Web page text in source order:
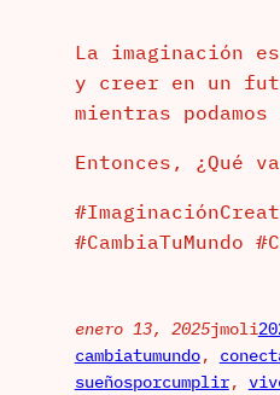
La imaginación
y creer en un
mientras
Entonces, ¿Qué
#CambiaTuMundo
enero 13, 2025jmoli
cambiatumundo,
sueñosporcumplir,